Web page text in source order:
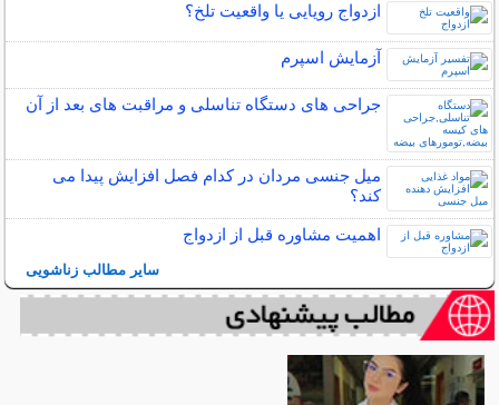
ازدواج رویایی یا واقعیت تلخ؟
آزمایش اسپرم
جراحی های دستگاه تناسلی و مراقبت های بعد از آن
میل جنسی مردان در کدام فصل افزایش پیدا می
کند؟
اهمیت مشاوره قبل از ازدواج
سایر مطالب زناشویی